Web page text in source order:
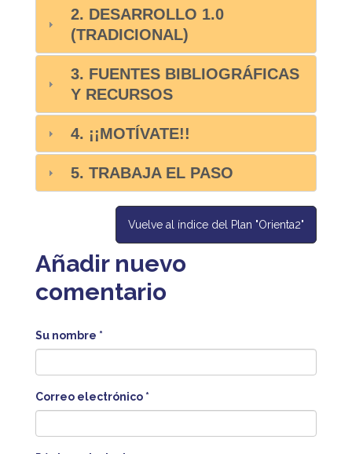
2. DESARROLLO 1.0
(TRADICIONAL)
3. FUENTES BIBLIOGRÁFICAS
Y RECURSOS
4. ¡¡MOTÍVATE!!
5. TRABAJA EL PASO
Vuelve al índice del Plan "Orienta2"
Añadir nuevo
comentario
Su nombre *
Correo electrónico *